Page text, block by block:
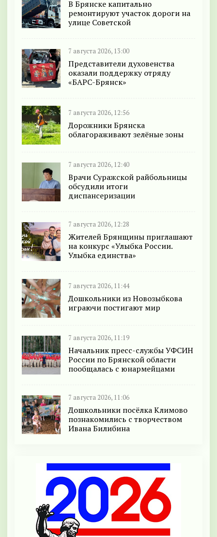
В Брянске капитально
ремонтируют участок дороги на
улице Советской
7 августа 2026, 13:00
Представители духовенства
оказали поддержку отряду
«БАРС-Брянск»
7 августа 2026, 12:56
Дорожники Брянска
облагораживают зелёные зоны
7 августа 2026, 12:40
Врачи Суражской райбольницы
обсудили итоги
диспансеризации
7 августа 2026, 12:28
Жителей Брянщины приглашают
на конкурс «Улыбка России.
Улыбка единства»
7 августа 2026, 11:44
Дошкольники из Новозыбкова
играючи постигают мир
7 августа 2026, 11:19
Начальник пресс-службы УФСИН
России по Брянской области
пообщалась с юнармейцами
7 августа 2026, 11:06
Дошкольники посёлка Климово
познакомились с творчеством
Ивана Билибина